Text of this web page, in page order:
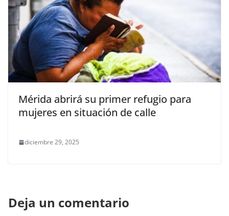
Mérida abrirá su primer refugio para
mujeres en situación de calle
diciembre 29, 2025
Deja un comentario